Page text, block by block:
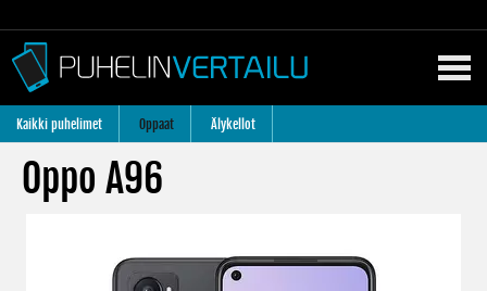
Kaikki puhelimet Oppaat Älykellot
Oppo A96